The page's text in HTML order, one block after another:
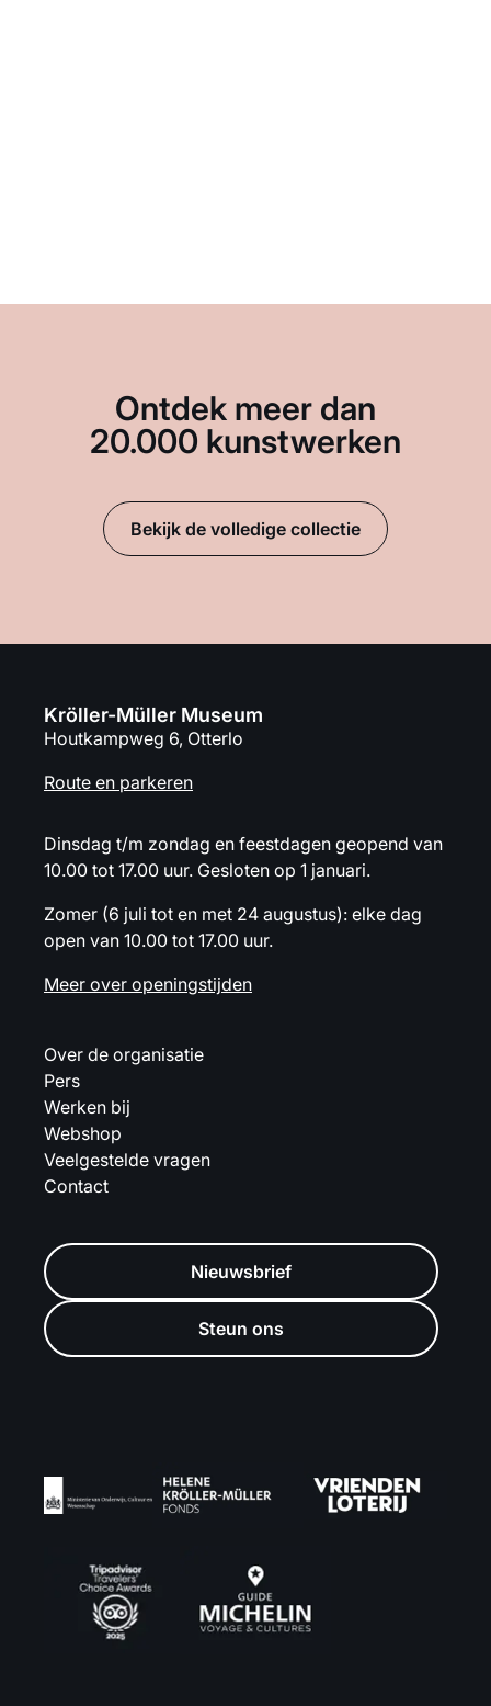
Ontdek meer dan
20.000 kunstwerken
Bekijk de volledige collectie
Kröller-Müller Museum
Houtkampweg 6, Otterlo
Route en parkeren
Dinsdag t/m zondag en feestdagen geopend van
10.00 tot 17.00 uur. Gesloten op 1 januari.
Zomer (6 juli tot en met 24 augustus): elke dag
open van 10.00 tot 17.00 uur.
Meer over openingstijden
Over de organisatie
Pers
Werken bij
Webshop
Veelgestelde vragen
Contact
Nieuwsbrief
Steun ons